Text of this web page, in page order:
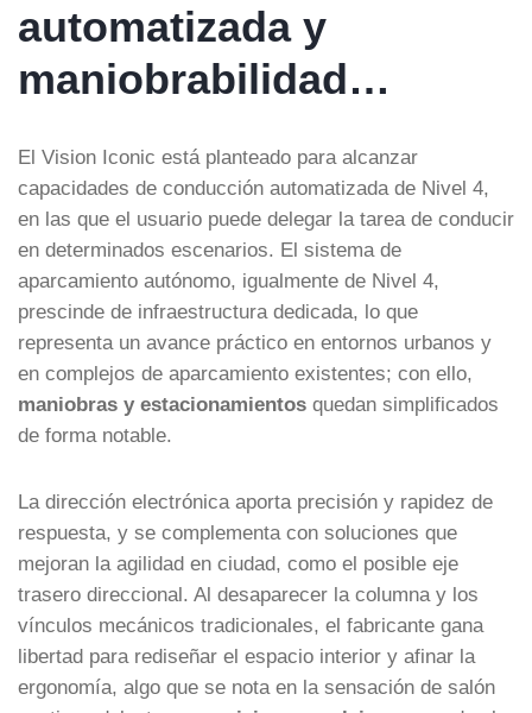
automatizada y
maniobrabilidad…
El Vision Iconic está planteado para alcanzar
capacidades de conducción automatizada de Nivel 4,
en las que el usuario puede delegar la tarea de conducir
en determinados escenarios. El sistema de
aparcamiento autónomo, igualmente de Nivel 4,
prescinde de infraestructura dedicada, lo que
representa un avance práctico en entornos urbanos y
en complejos de aparcamiento existentes; con ello,
maniobras y estacionamientos quedan simplificados
de forma notable.
La dirección electrónica aporta precisión y rapidez de
respuesta, y se complementa con soluciones que
mejoran la agilidad en ciudad, como el posible eje
trasero direccional. Al desaparecer la columna y los
vínculos mecánicos tradicionales, el fabricante gana
libertad para rediseñar el espacio interior y afinar la
ergonomía, algo que se nota en la sensación de salón